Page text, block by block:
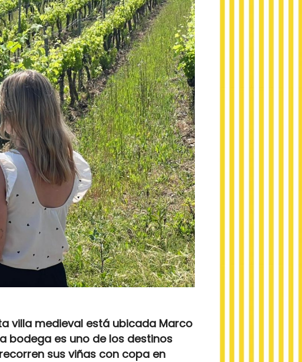
villa medieval está ubicada Marco
bodega es uno de los destinos
sus viñas con copa en